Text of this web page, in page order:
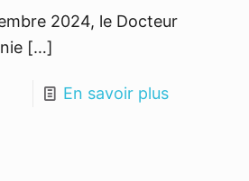
2024, le Docteur
[…]
En savoir plus